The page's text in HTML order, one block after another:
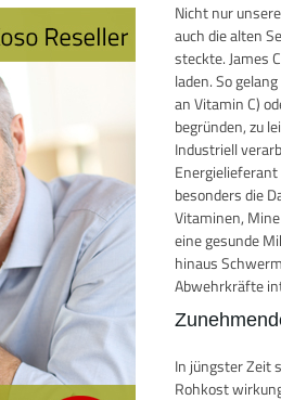
Nicht nur
auch die alten
steckte. James
laden. So
an Vitamin C)
begründen, zu
Industriell
besonders die
Vitaminen,
eine gesunde
hinaus
Abwehrkräfte
In jüngster Zeit
Rohkost